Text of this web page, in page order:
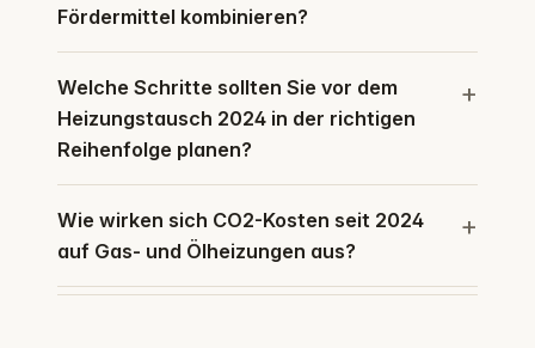
Fördermittel kombinieren?
Welche Schritte sollten Sie vor dem
Heizungstausch 2024 in der richtigen
Reihenfolge planen?
Wie wirken sich CO2-Kosten seit 2024
auf Gas- und Ölheizungen aus?